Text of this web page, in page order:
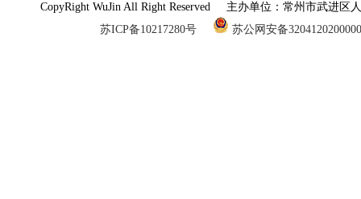
CopyRight WuJin All Right Reserved 主办单位：常州市武进
苏ICP备10217280号
苏公网安备